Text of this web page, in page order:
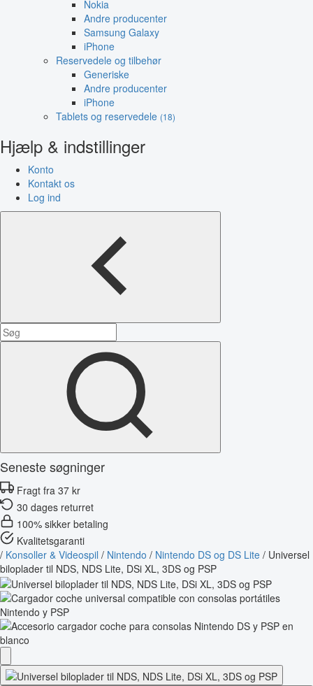
Nokia
Andre producenter
Samsung Galaxy
iPhone
Reservedele og tilbehør
Generiske
Andre producenter
iPhone
Tablets og reservedele (18)
Hjælp & indstillinger
Konto
Kontakt os
Log ind
Seneste søgninger
Fragt fra 37 kr
30 dages returret
100% sikker betaling
Kvalitetsgaranti
/ Konsoller & Videospil / Nintendo / Nintendo DS og DS Lite / Universel
biloplader til NDS, NDS Lite, DSi XL, 3DS og PSP